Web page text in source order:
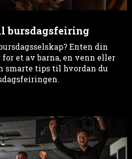
bursdagsfeiring
Enten din
for et av barna, en venn eller
smarte tips til hvordan du